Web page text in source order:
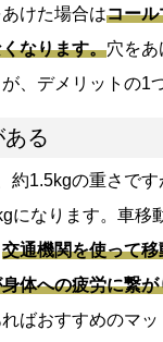
けた場合はコール
なります。穴をあ
、デメリットの1
る
約1.5kgの重さで
になります。車移
交通機関を使って
体への疲労に繋
ばおすすめのマ